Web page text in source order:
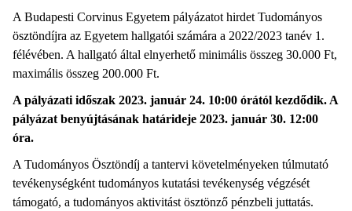
A Budapesti Corvinus Egyetem pályázatot hirdet Tudományos
ösztöndíjra az Egyetem hallgatói számára a 2022/2023 tanév 1.
félévében. A hallgató által elnyerhető minimális összeg 30.000 Ft,
maximális összeg 200.000 Ft.
A pályázati időszak 2023. január 24. 10:00 órától kezdődik. A
pályázat benyújtásának határideje 2023. január 30. 12:00
óra.
A Tudományos Ösztöndíj a tantervi követelményeken túlmutató
tevékenységként tudományos kutatási tevékenység végzését
támogató, a tudományos aktivitást ösztönző pénzbeli juttatás.